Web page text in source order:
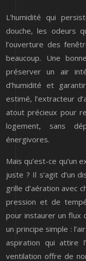
L’humidité qui
douche, les odeurs
l’ouverture des
beaucoup. Une
préserver un air
d’humidité et
estimé, l’extracteur
atout précieux pour
logement, sans
énergivores.
Mais qu’est-ce qu’un
juste ? Il s’agit d’un
grille d’aération avec
pression et de
pour instaurer un flux
un principe simple :
aspiration qui attire
ventilation offre de